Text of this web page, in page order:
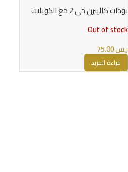
بودات كاليبرن جي 2 مع الكويلات
Out of stock
ر.س
قراءة المزيد